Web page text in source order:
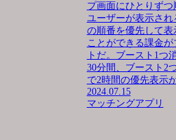
プ画面にひとりずつ
ユーザーが表示され
の順番を優先して表
ことができる課金が
トだ。ブースト1つ
30分間、ブースト2
で2時間の優先表示
2024.07.15
マッチングアプリ